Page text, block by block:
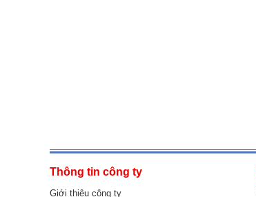
Thông tin công ty
Giới thiệu công ty